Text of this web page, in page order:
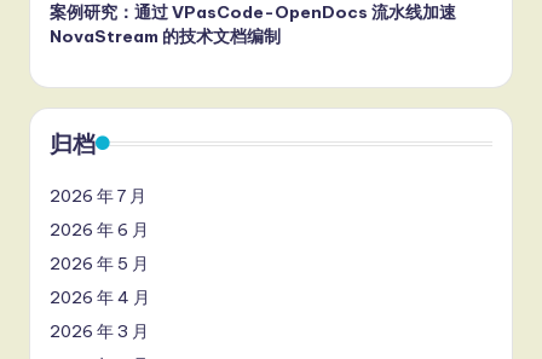
案例研究：通过 VPasCode-OpenDocs 流水线加速
NovaStream 的技术文档编制
归档
2026 年 7 月
2026 年 6 月
2026 年 5 月
2026 年 4 月
2026 年 3 月